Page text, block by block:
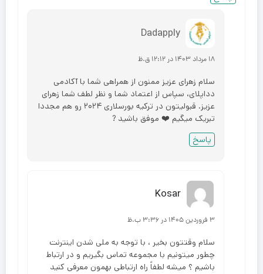
Dadapply
۱۸ مرداد ۱۴۰۳ در ۱۲:۱۲ ق.ظ
سلام زهرای عزیز ممنون از همراهی شما با آکادمی
دداپلای، سپاس از اعتماد شما و نظر لطف شما زهرای
عزیز. قبولیتون در ترکیه بورسلاری ۲۰۲۴ رو هم مجددا
تبریک میگیم ❤️ موفق باشید ?
پاسخ
Kosar
۳ فروردین ۱۴۰۵ در ۳:۳۶ ب.ظ
سلام وقتتون بخیر ، با توجه به ملی شدن اینترنت
چطور میتونیم با مجموعه تماس بگیریم و در ارتباط
باشیم ؟ میشه لطفاً راه ارتباطی بهمون معرفی کنید